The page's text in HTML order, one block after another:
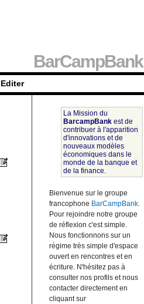
BarCampBank
Editer
La Mission du
BarcampBank est de
contribuer à l'apparition
d'innovations et de
nouveaux modèles
économiques dans le
monde de la banque et
de la finance.
Bienvenue sur le groupe
francophone BarCampBank
Pour rejoindre notre groupe
de réflexion c'est simple.
Nous fonctionnons sur un
régime très simple d'espace
ouvert en rencontres et en
écriture. N'hésitez pas à
consulter nos profils et nous
contacter directement en
cliquant sur